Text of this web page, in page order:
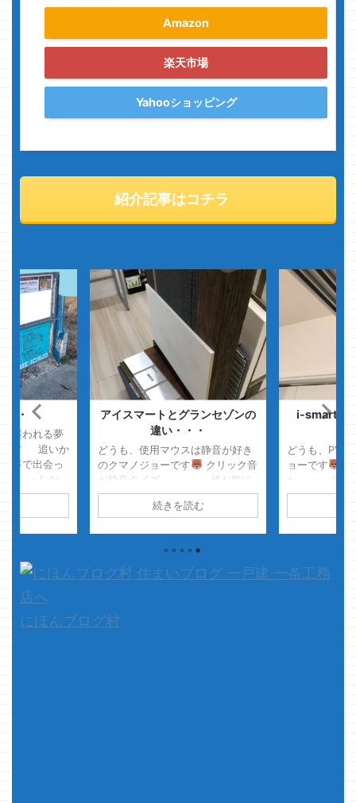
Amazon
楽天市場
Yahooショッピング
紹介記事はコチラ
・・
襲われる夢
です 追いか
事で出会っ
・・しか
タラな、印
・・・
アイスマートとグランセゾンの
違い・・・
どうも、使用マウスは静音が好き
のクマノジョーです
クリック音
が静音タイプ・・・・ 超お気に
入りです ・・・・が、仕事してる
ぞアピールは出来なくなりました
コ・・・・テコテコ・・・・（静
か） さて、本題です 今回は予
と思います
ノジョーが見た体感で確 ...
続きを読む
i-smartの
どうも、PV
ョーです
た・・・ 何
来るんだけど
内において、
にほんブログ村